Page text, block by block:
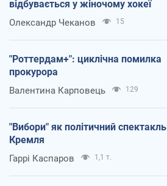
відбувається у жіночому хокеї
Олександр Чеканов 15
"Роттердам+": циклічна помилка
прокурора
Валентина Карповець 129
"Вибори" як політичний спектакль
Кремля
Гаррі Каспаров 1,1 т.